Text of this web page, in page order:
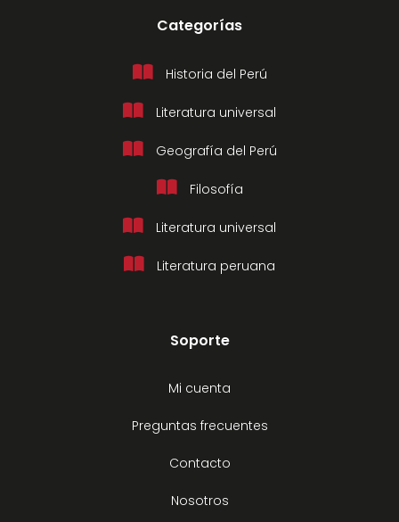
Categorías
Historia del Perú
Literatura universal
Geografía del Perú
Filosofía
Literatura universal
Literatura peruana
Soporte
Mi cuenta
Preguntas frecuentes
Contacto
Nosotros